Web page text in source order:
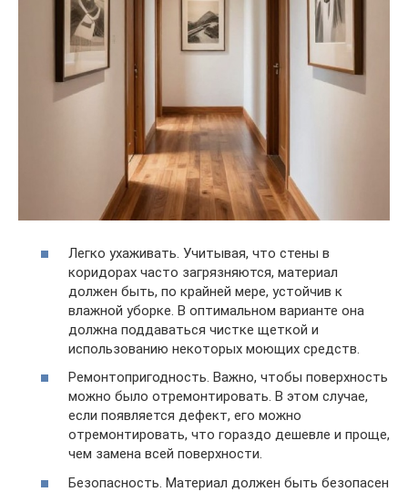
Легко ухаживать. Учитывая, что стены в
коридорах часто загрязняются, материал
должен быть, по крайней мере, устойчив к
влажной уборке. В оптимальном варианте она
должна поддаваться чистке щеткой и
использованию некоторых моющих средств.
Ремонтопригодность. Важно, чтобы поверхность
можно было отремонтировать. В этом случае,
если появляется дефект, его можно
отремонтировать, что гораздо дешевле и проще,
чем замена всей поверхности.
Безопасность. Материал должен быть безопасен